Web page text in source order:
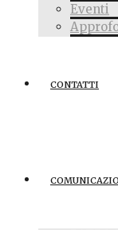
Eventi
CONTATTI